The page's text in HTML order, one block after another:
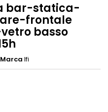
bar-statica-
frontale
basso
Marca Ifi